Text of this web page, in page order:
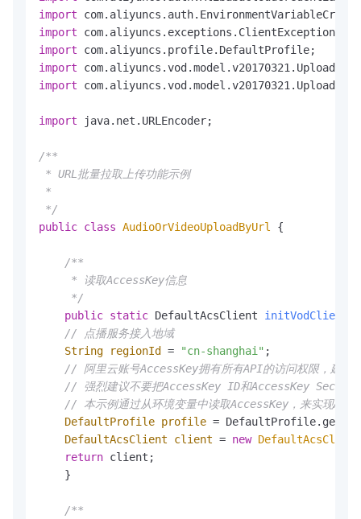
import
import
import
import
import
import java.net.URLEncoder;
/**
* URL批量拉取上传功能示例
*
*/
public class AudioOrVideoUploadByUrl {
/**
     * 读取AccessKey信息
     */
public static DefaultAcsClient initVodClient
// 点播服务接入地域
String
regionId = "cn-shanghai" ;
// 阿里云账号AccessKey拥有所有API的访问权限，建议
// 强烈建议不要把AccessKey ID和AccessKey Secret保
// 本示例通过从环境变量中读取AccessKey，来实现API访
DefaultProfile profile =
DefaultAcsClient
client = new DefaultAcsClient
return client;
    }
/**